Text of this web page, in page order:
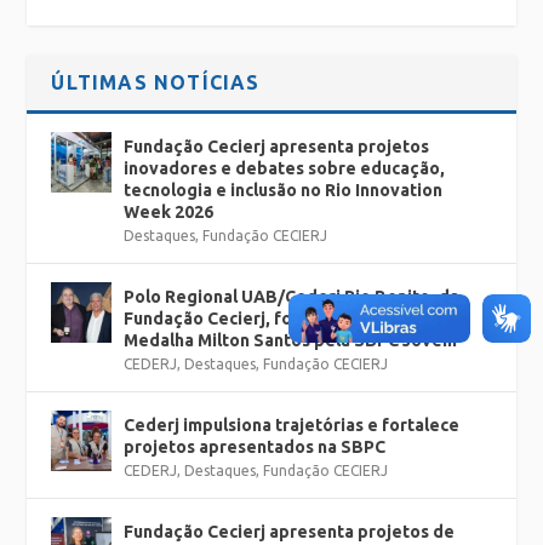
ÚLTIMAS NOTÍCIAS
Fundação Cecierj apresenta projetos
inovadores e debates sobre educação,
tecnologia e inclusão no Rio Innovation
Week 2026
Destaques, Fundação CECIERJ
Polo Regional UAB/Cederj Rio Bonito, da
Fundação Cecierj, foi homenageado com a
Medalha Milton Santos pela SBPC Jovem
CEDERJ, Destaques, Fundação CECIERJ
Cederj impulsiona trajetórias e fortalece
projetos apresentados na SBPC
CEDERJ, Destaques, Fundação CECIERJ
Fundação Cecierj apresenta projetos de